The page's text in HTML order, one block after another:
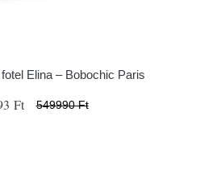
Elina – Bobochic Paris
Ft 549990 Ft